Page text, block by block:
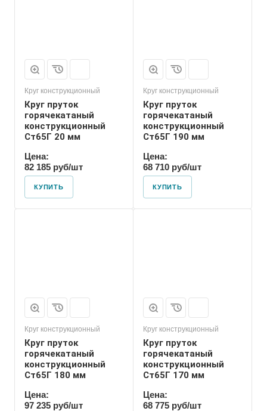
Круг конструкционный
Круг пруток
горячекатаный
конструкционный
Ст65Г 20 мм
Цена:
82 185 руб/шт
КУПИТЬ
Круг конструкционный
Круг пруток
горячекатаный
конструкционный
Ст65Г 190 мм
Цена:
68 710 руб/шт
КУПИТЬ
Круг конструкционный
Круг пруток
горячекатаный
конструкционный
Ст65Г 180 мм
Цена:
97 235 руб/шт
Круг конструкционный
Круг пруток
горячекатаный
конструкционный
Ст65Г 170 мм
Цена:
68 775 руб/шт